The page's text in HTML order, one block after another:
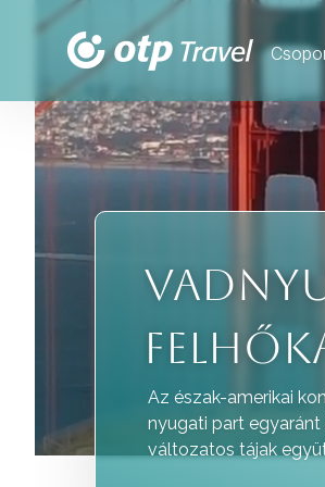
A
Az évezredes kínai
különleges
világ együtt